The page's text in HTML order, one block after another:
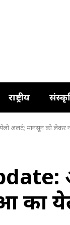
राष्ट्रीय
अलर्ट; मानसून को लेकर
का